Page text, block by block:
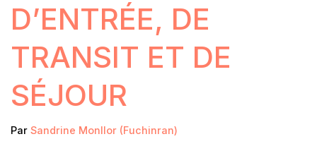
D’ENTRÉE, DE
TRANSIT ET DE
SÉJOUR
Par Sandrine Monllor (Fuchinran)